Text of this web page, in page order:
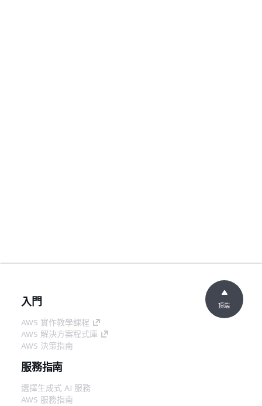
入門
AWS 實作教學課程
AWS 解決方案程式庫
AWS 決策指南
服務指南
選擇生成式 AI 服務
AWS 服務指南
頂端